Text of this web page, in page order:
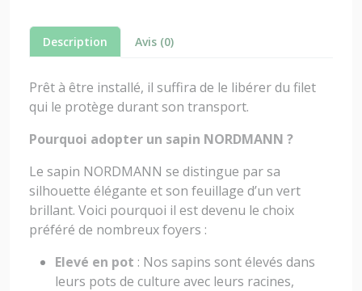
Description Avis (0)
Prêt à être installé, il suffira de le libérer du filet
qui le protège durant son transport.
Pourquoi adopter un sapin NORDMANN ?
Le sapin NORDMANN se distingue par sa
silhouette élégante et son feuillage d’un vert
brillant. Voici pourquoi il est devenu le choix
préféré de nombreux foyers :
Elevé en pot : Nos sapins sont élevés dans
leurs pots de culture avec leurs racines,